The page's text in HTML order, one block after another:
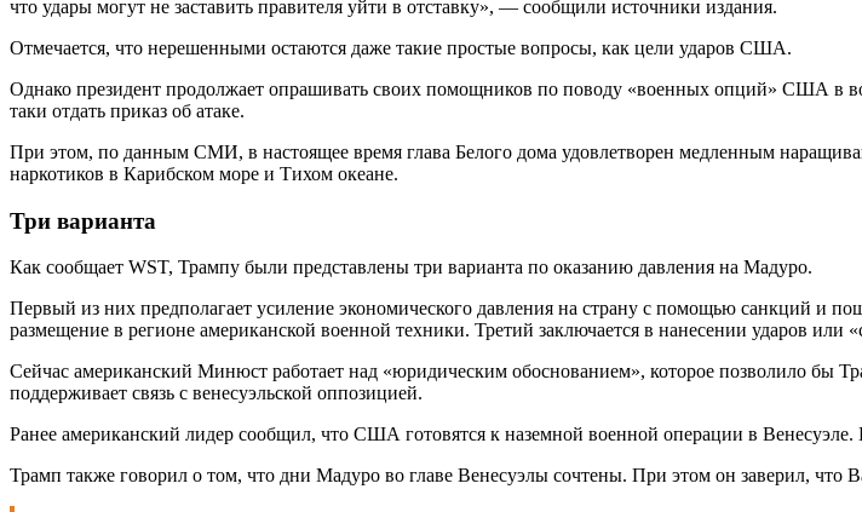
что удары могут не заставить правителя уйти в отставку», — сообщили источники издания.
Отмечается, что нерешенными остаются даже такие простые вопросы, как цели ударов США.
Однако президент продолжает опрашивать своих помощников по поводу «военных опций» США в
таки отдать приказ об атаке.
При этом, по данным СМИ, в настоящее время глава Белого дома удовлетворен медленным
наркотиков в Карибском море и Тихом океане.
Три варианта
Как сообщает WST, Трампу были представлены три варианта по оказанию давления на Мадуро.
Первый из них предполагает усиление экономического давления на страну с помощью санкций и
размещение в регионе американской военной техники. Третий заключается в нанесении ударов
Сейчас американский Минюст работает над «юридическим обоснованием», которое позволило бы
поддерживает связь с венесуэльской оппозицией.
Ранее американский лидер сообщил, что США готовятся к наземной военной операции в
Трамп также говорил о том, что дни Мадуро во главе Венесуэлы сочтены. При этом он заверил, что